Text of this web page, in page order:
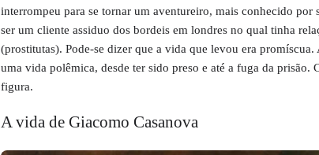
interrompeu para se tornar um aventureiro, mais conhecido por
ser um cliente assiduo dos bordeis em londres no qual tinha
(prostitutas). Pode-se dizer que a vida que levou era
uma vida polêmica, desde ter sido preso e até a fuga da prisão.
figura.
A vida de Giacomo Casanova